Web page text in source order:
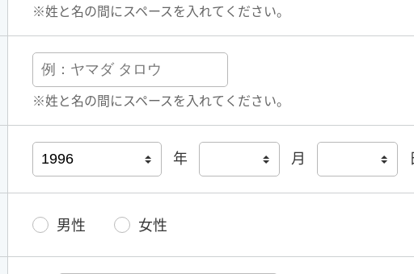
※姓と名の間にスペースを入れてください。
※姓と名の間にスペースを入れてください。
年 月
男性 女性